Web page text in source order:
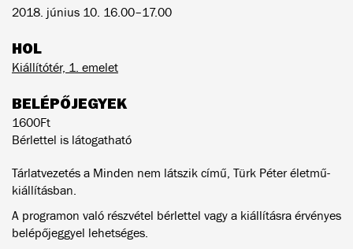
2018. június 10. 16.00–17.00
HOL
Kiállítótér, 1. emelet
BELÉPŐJEGYEK
1600Ft
Bérlettel is látogatható
Tárlatvezetés a Minden nem látszik című, Türk Péter életmű-
kiállításban.
A programon való részvétel bérlettel vagy a kiállításra érvényes
belépőjeggyel lehetséges.